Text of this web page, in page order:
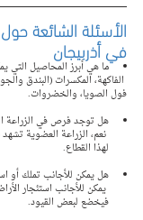
الأسئلة الشائعة حول
في أذربيجان
ما هي أبرز المحاصيل التي
الفاكهة، المكسرات (البندق
فول الصويا، والخضروات.
هل توجد فرص في الزراعة
نعم، الزراعة العضوية
لهذا القطاع.
هل يمكن للأجانب تملك أو
يمكن للأجانب استئجار
فيخضع لبعض القيود.